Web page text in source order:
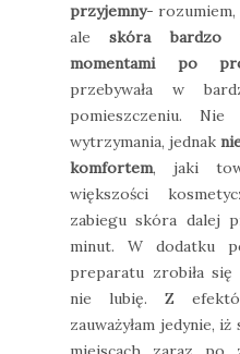
przyjemny- rozumiem,
aleskóra
momentami po
przebywała w
pomieszczeniu.
wytrzymania, jednak
komfortem, jaki
większości
zabiegu skóra dalej
minut. W dodatku
preparatu zrobiła się
nie lubię. Z
zauważyłam jedynie,